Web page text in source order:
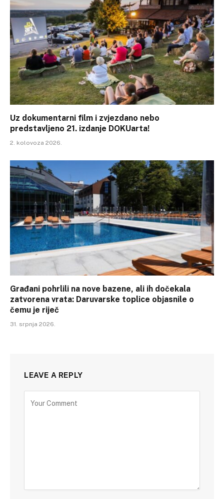
Uz dokumentarni film i zvjezdano nebo
predstavljeno 21. izdanje DOKUarta!
2. kolovoza 2026.
Građani pohrlili na nove bazene, ali ih dočekala
zatvorena vrata: Daruvarske toplice objasnile o
čemu je riječ
31. srpnja 2026.
LEAVE A REPLY